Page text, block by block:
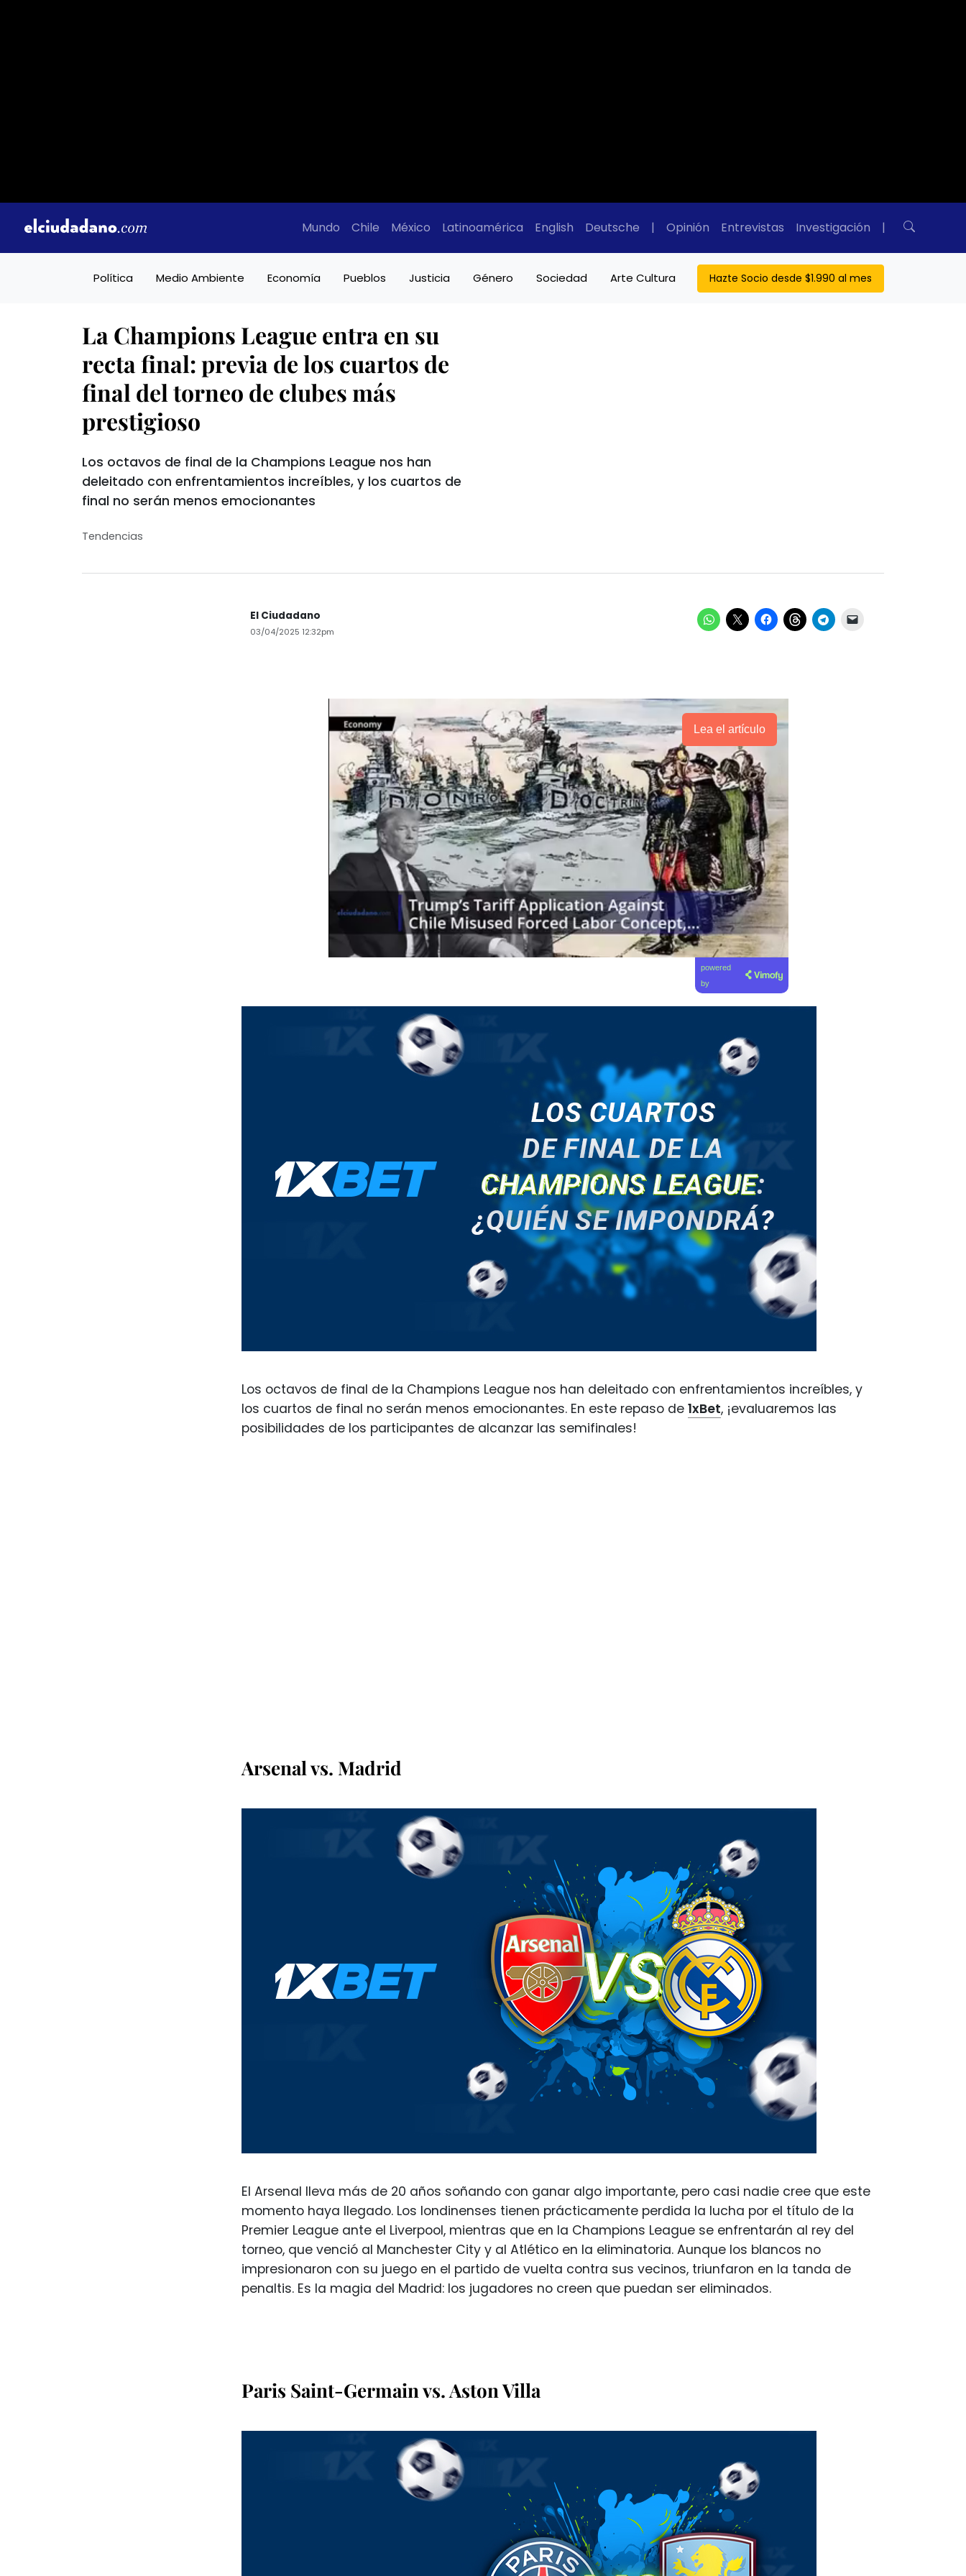
Mundo Chile México Latinoamérica English Deutsche | Opinión Entrevistas Investigación |
Política Medio Ambiente Economía Pueblos Justicia Género Sociedad Arte Cultura Hazte Socio desde $1.990 al mes
La Champions League entra en su
recta final: previa de los cuartos de
final del torneo de clubes más
prestigioso
Los octavos de final de la Champions League nos han
deleitado con enfrentamientos increíbles, y los cuartos de
final no serán menos emocionantes
Tendencias
El Ciudadano
03/04/2025 12:32pm
Lea el artículo
powered
by
Los octavos de final de la Champions League nos han deleitado con enfrentamientos increíbles, y
los cuartos de final no serán menos emocionantes. En este repaso de 1xBet, ¡evaluaremos las
posibilidades de los participantes de alcanzar las semifinales!
Arsenal vs. Madrid
El Arsenal lleva más de 20 años soñando con ganar algo importante, pero casi nadie cree que este
momento haya llegado. Los londinenses tienen prácticamente perdida la lucha por el título de la
Premier League ante el Liverpool, mientras que en la Champions League se enfrentarán al rey del
torneo, que venció al Manchester City y al Atlético en la eliminatoria. Aunque los blancos no
impresionaron con su juego en el partido de vuelta contra sus vecinos, triunfaron en la tanda de
penaltis. Es la magia del Madrid: los jugadores no creen que puedan ser eliminados.
Paris Saint-Germain vs. Aston Villa